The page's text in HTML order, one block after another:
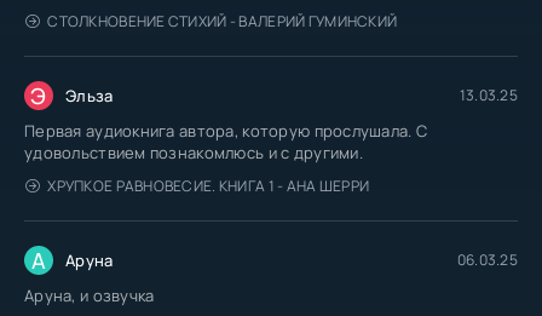
СТОЛКНОВЕНИЕ СТИХИЙ - ВАЛЕРИЙ ГУМИНСКИЙ
Э Эльза 13.03.25
Первая аудиокнига автора, которую прослушала. С
удовольствием познакомлюсь и с другими.
ХРУПКОЕ РАВНОВЕСИЕ. КНИГА 1 - АНА ШЕРРИ
А Аруна 06.03.25
Аруна, и озвучка